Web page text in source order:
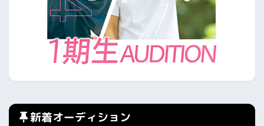
新着オーディション